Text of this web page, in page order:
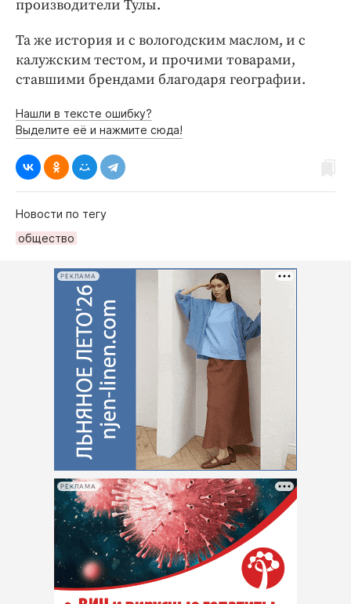
производители Тулы.
Та же история и с вологодским маслом, и с
калужским тестом, и прочими товарами,
ставшими брендами благодаря географии.
Нашли в тексте ошибку?
Выделите её и нажмите сюда!
Новости по тегу
общество
РЕКЛАМА
РЕКЛАМА